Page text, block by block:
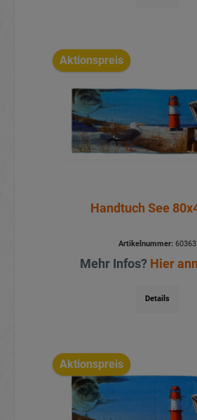
Aktionspreis
Handtuch See
Artikelnummer:60363
Mehr Infos? Hier
Details
Aktionspreis